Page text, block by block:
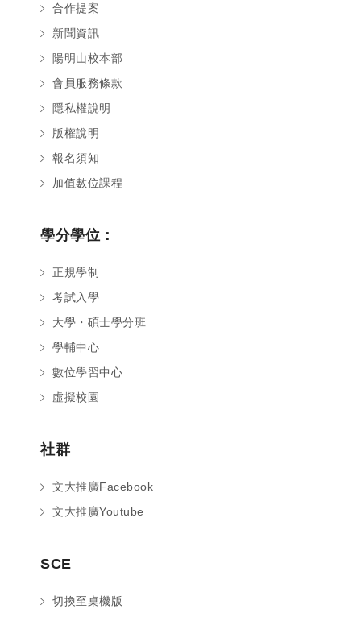
合作提案
新聞資訊
陽明山校本部
會員服務條款
隱私權說明
版權說明
報名須知
加值數位課程
學分學位：
正規學制
考試入學
大學・碩士學分班
學輔中心
數位學習中心
虛擬校園
社群
文大推廣Facebook
文大推廣Youtube
SCE
切換至桌機版